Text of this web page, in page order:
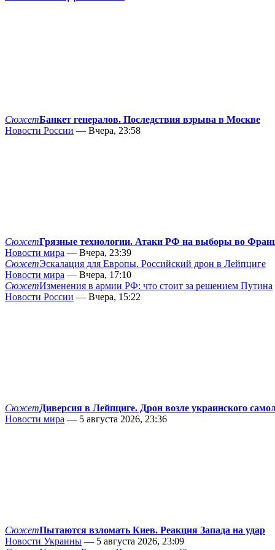
СюжетБанкет генералов. Последствия взрыва в Москве
Новости России — Вчера, 23:58
СюжетГрязные технологии. Атаки РФ на выборы во
Новости мира — Вчера, 23:39
СюжетЭскалация для Европы. Российский дрон в Лейпциге
Новости мира — Вчера, 17:10
СюжетИзменения в армии РФ: что стоит за решением Путина
Новости России — Вчера, 15:22
СюжетДиверсия в Лейпциге. Дрон возле украинского
Новости мира — 5 августа 2026, 23:36
СюжетПытаются взломать Киев. Реакция Запада на удар
Новости Украины — 5 августа 2026, 23:09